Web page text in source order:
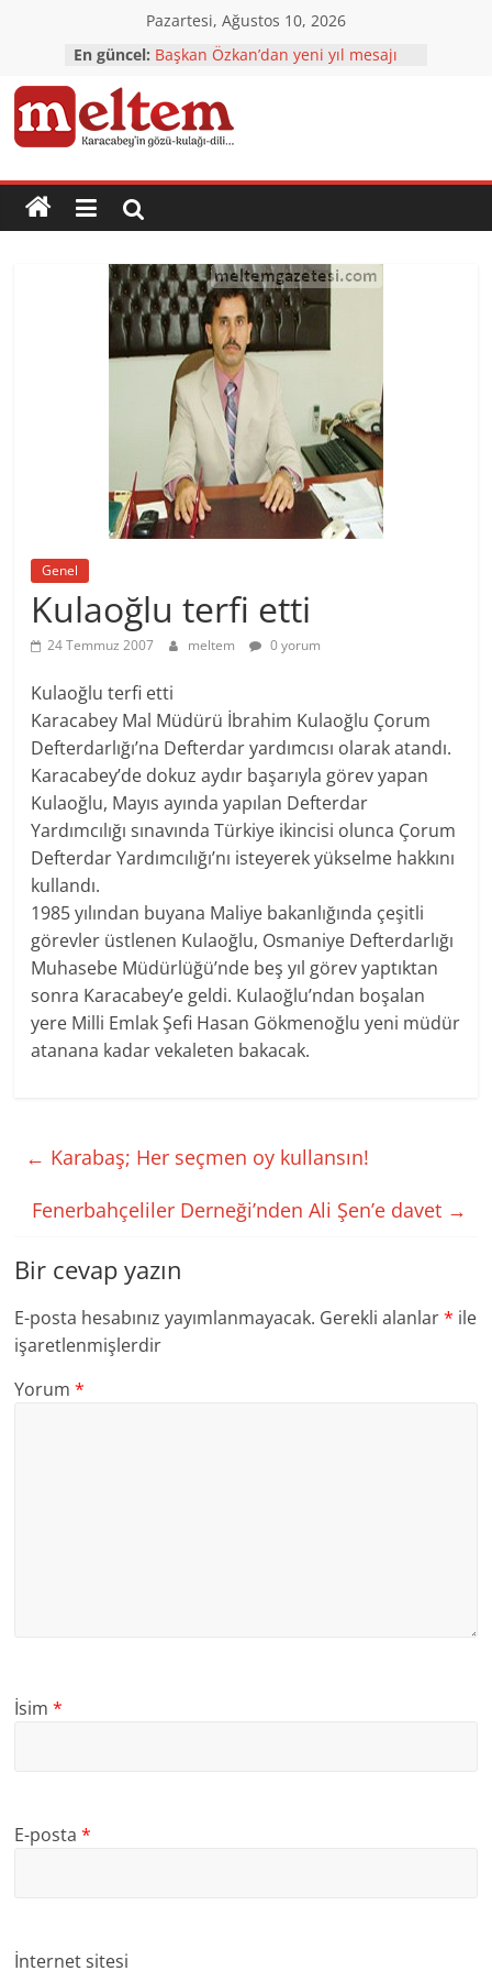
Pazartesi, Ağustos 10, 2026
En güncel: Başkan Özkan’dan yeni yıl mesajı
Karacabey’in çehresi yatırımlarla
değişiyor
TÜRKOĞLU: 2023 Ülkemizin
CHP’den çok özel ziyaretler
Karacabey
Meltem
Gazetesi
Karacabey'in
Genel
Kulaoğlu terfi etti
24 Temmuz 2007 meltem 0 yorum
Kulaoğlu terfi etti
Karacabey Mal Müdürü İbrahim Kulaoğlu Çorum
Defterdarlığı’na Defterdar yardımcısı olarak atandı.
Karacabey’de dokuz aydır başarıyla görev yapan
Kulaoğlu, Mayıs ayında yapılan Defterdar
Yardımcılığı sınavında Türkiye ikincisi olunca Çorum
Defterdar Yardımcılığı’nı isteyerek yükselme hakkını
kullandı.
1985 yılından buyana Maliye bakanlığında çeşitli
görevler üstlenen Kulaoğlu, Osmaniye Defterdarlığı
Muhasebe Müdürlüğü’nde beş yıl görev yaptıktan
sonra Karacabey’e geldi. Kulaoğlu’ndan boşalan
yere Milli Emlak Şefi Hasan Gökmenoğlu yeni müdür
atanana kadar vekaleten bakacak.
← Karabaş; Her seçmen oy kullansın!
Fenerbahçeliler Derneği’nden Ali Şen’e davet →
Bir cevap yazın
E-posta hesabınız yayımlanmayacak. Gerekli alanlar* ile
işaretlenmişlerdir
Yorum*
İsim*
E-posta*
İnternet sitesi